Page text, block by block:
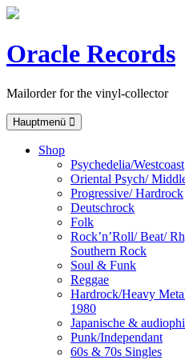
Skip
Oracle Records
Mailorder for the vinyl-collector
Hauptmenü
Shop
Psychedelia/Westcoast
Oriental Psych/
Progressive/ Hardrock
Deutschrock
Folk
Rock’n’Roll/ Beat/
Southern Rock
Soul & Funk
Reggae
Hardrock/Heavy
1980
Japanische &
Punk/Independant
60s & 70s Singles